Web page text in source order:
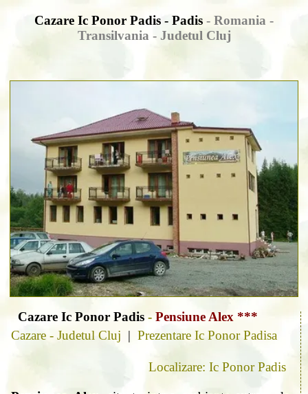
Cazare Ic Ponor Padis - Padis - Romania -
Transilvania - Judetul Cluj
Cazare Ic Ponor Padis - Pensiune Alex ***
Cazare - Judetul Cluj | Prezentare Ic Ponor Padisa
Localizare: Ic Ponor Padis